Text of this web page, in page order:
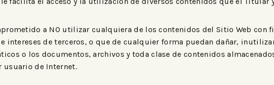
a NO utilizar cualquiera de los contenidos del Sitio Web
intereses de terceros, o que de cualquier forma puedan dañar,
o los documentos, archivos y toda clase de contenidos
usuario de Internet.